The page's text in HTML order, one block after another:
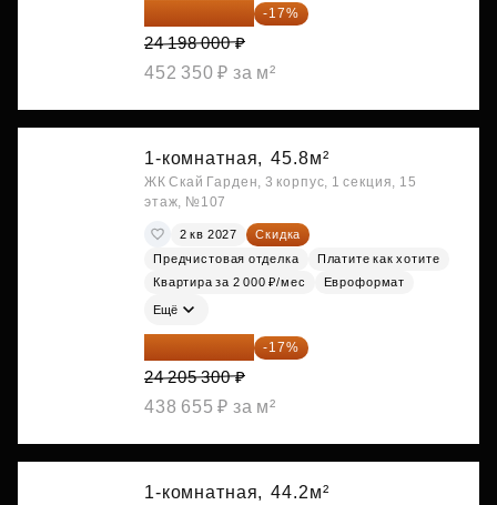
20 084 340 ₽ -17%
24 198 000 ₽
452 350 ₽ за м²
1-комнатная, 45.8м²
ЖК Скай Гарден, 3 корпус, 1 секция, 15
этаж, №107
2 кв 2027
Скидка
Предчистовая отделка
Платите как хотите
Квартира за 2 000 ₽/мес
Евроформат
Ещё
20 090 399 ₽ -17%
24 205 300 ₽
438 655 ₽ за м²
1-комнатная, 44.2м²